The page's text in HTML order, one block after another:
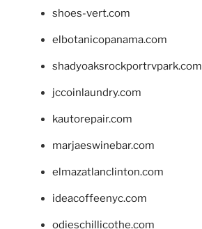
shoes-vert.com
elbotanicopanama.com
shadyoaksrockportrvpark.com
jccoinlaundry.com
kautorepair.com
marjaeswinebar.com
elmazatlanclinton.com
ideacoffeenyc.com
odieschillicothe.com